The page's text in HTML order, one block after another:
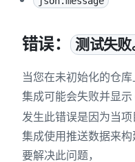
错误： 测试失
当您在未初始化的仓库
集成可能会失败并显示
发生此错误是因为当项
集成使用推送数据来构
要解决此问题，